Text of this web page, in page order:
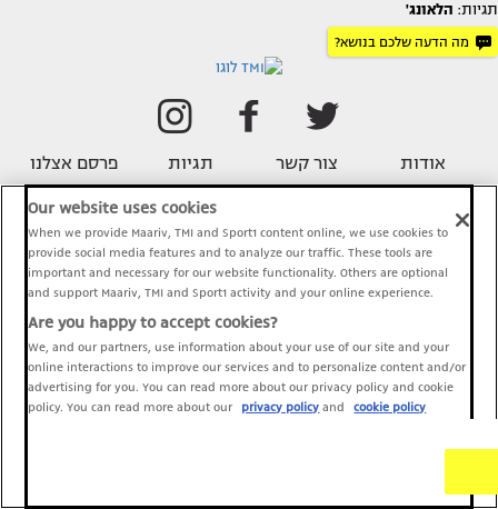
תגיות: הלאונג'
מה הדעה שלכם בנושא?
אודות צור קשר תגיות פרסם אצלנו
כל הזכויות שמורות © 2014 מעריב און ליין בע"מ.
תנאי שימוש | פרטיות | ארכיון
Our website uses cookies
When we provide Maariv, TMI and Sport1 content online, we use cookies to
provide social media features and to analyze our traffic. These tools are
important and necessary for our website functionality. Others are optional
and support Maariv, TMI and Sport1 activity and your online experience.
Are you happy to accept cookies?
We, and our partners, use information about your use of our site and your
online interactions to improve our services and to personalize content and/or
advertising for you. You can read more about our privacy policy and cookie
policy. You can read more about our
privacy policy and cookie policy